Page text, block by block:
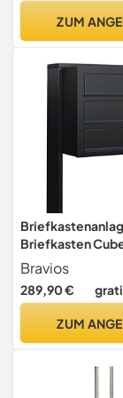
ZUM
Briefkasten
Schwarz - Bravios
Bravios
289,90 €
ZUM